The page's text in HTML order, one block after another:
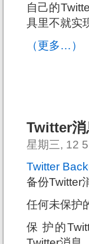
自己的
具里不就实
（更多…）
Twitter
星期三, 12
Twitter
备份Twitter
任何未保护
保 护的